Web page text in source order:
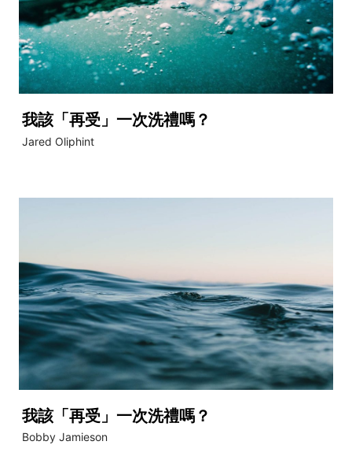
我該「再受」一次洗禮嗎？
Jared Oliphint
我該「再受」一次洗禮嗎？
Bobby Jamieson